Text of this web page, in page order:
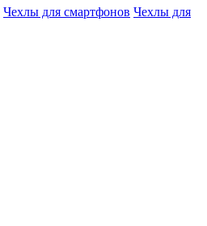
Чехлы для смартфонов Чехлы для